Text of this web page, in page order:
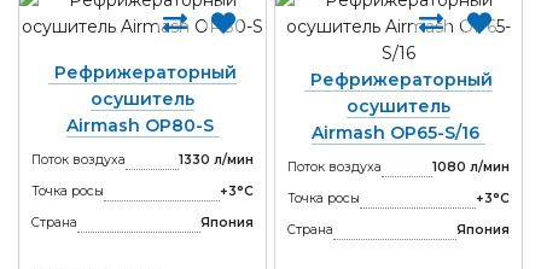
Рефрижераторный
осушитель
Airmash OP80-S
Поток воздуха
1330 л/мин
Точка росы
+3°С
Страна
Япония
Рефрижераторный
осушитель
Airmash OP65-S/16
Поток воздуха
1080 л/мин
Точка росы
+3°С
Страна
Япония